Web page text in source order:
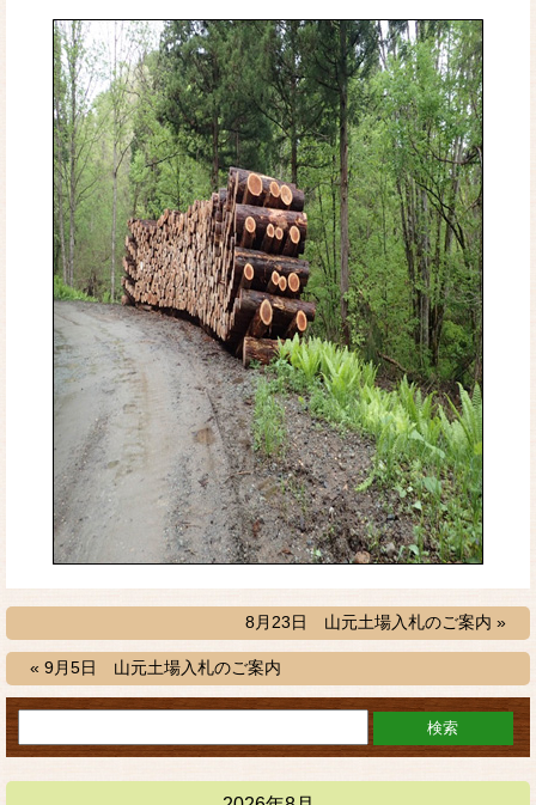
8月23日 山元土場入札のご案内 »
« 9月5日 山元土場入札のご案内